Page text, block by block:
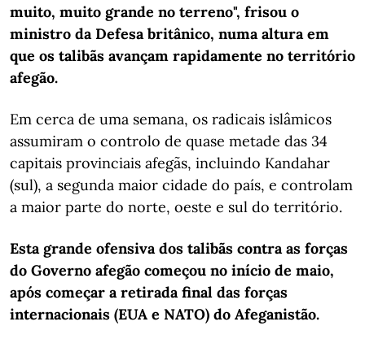
muito, muito grande no terreno", frisou o
ministro da Defesa britânico, numa altura em
que os talibãs avançam rapidamente no território
afegão.
Em cerca de uma semana, os radicais islâmicos
assumiram o controlo de quase metade das 34
capitais provinciais afegãs, incluindo Kandahar
(sul), a segunda maior cidade do país, e controlam
a maior parte do norte, oeste e sul do território.
Esta grande ofensiva dos talibãs contra as forças
do Governo afegão começou no início de maio,
após começar a retirada final das forças
internacionais (EUA e NATO) do Afeganistão.